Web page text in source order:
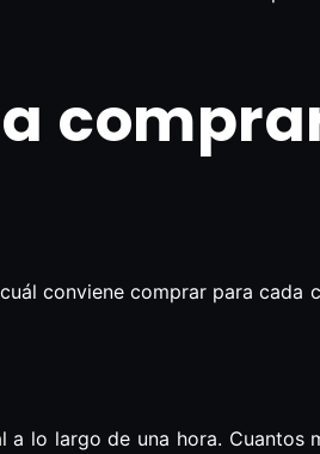
conviene comprar para cada
lo largo de una hora. Cuantos